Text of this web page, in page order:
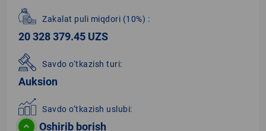
Zakalat puli miqdori (10%) :
20 328 379.45 UZS
Savdo o‘tkazish turi:
Auksion
Savdo o‘tkazish uslubi:
Oshirib borish